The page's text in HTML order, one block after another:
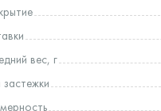
вес, г
застежки